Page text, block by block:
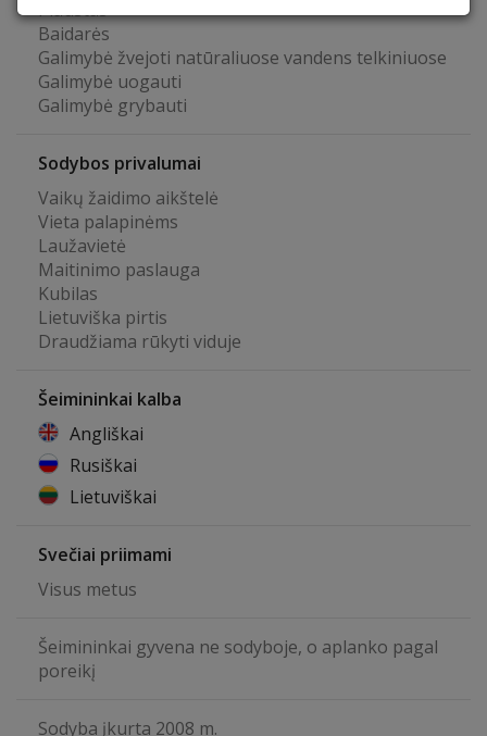
Plaustas
Baidarės
Galimybė žvejoti natūraliuose vandens telkiniuose
Galimybė uogauti
Galimybė grybauti
Sodybos privalumai
Vaikų žaidimo aikštelė
Vieta palapinėms
Laužavietė
Maitinimo paslauga
Kubilas
Lietuviška pirtis
Draudžiama rūkyti viduje
Šeimininkai kalba
Angliškai
Rusiškai
Lietuviškai
Svečiai priimami
Visus metus
Šeimininkai gyvena ne sodyboje, o aplanko pagal
poreikį
Sodyba įkurta 2008 m.